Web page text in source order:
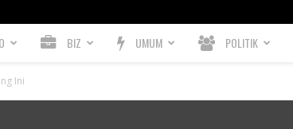
BIZ UMUM POLITIK
Ini